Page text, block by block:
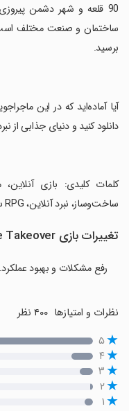
ساختمان و صنعت مختلف
برسید.
دانلود کنید و دنیای جذابی از
‏کلمات کلیدی: بازی
ساخت‌وساز، نبرد آنلاین، RPG سرگرم‌کننده.
تغییرات بازی King or Fail - Castle Takeover در نسخه جدید
رفع مشکلات و بهبود عملکرد.
نظرات و امتیازها
۵
۴
۳
۲
۱